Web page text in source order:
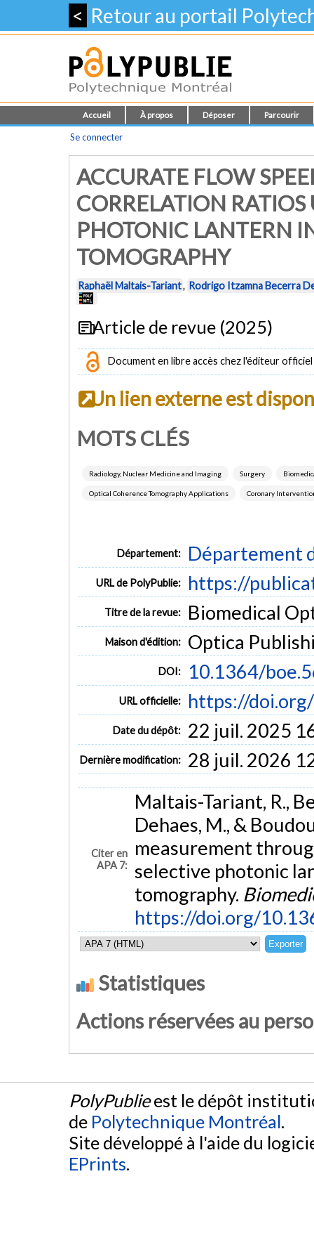
< Retour au portail
Accueil À propos Déposer Parcourir
Se connecter
ACCURATE FLOW
CORRELATION
PHOTONIC LANTERN
TOMOGRAPHY
Raphaël Maltais-Tariant, Rodrigo Itzamna Becerra
Article de revue (2025)
Document en libre accès chez l'éditeur officiel
Un lien externe est
MOTS CLÉS
Radiology, Nuclear Medicine and Imaging Surgery
Optical Coherence Tomography Applications Coronary
Département: Département
URL de PolyPublie: https://
Titre de la revue: Biomedical
Maison d'édition: Optica
DOI: 10.1364/
URL officielle: https://
Date du dépôt: 22 juil. 2025
Dernière modification: 28 juil. 2026
Citer en
APA 7:
Maltais-Tariant, R.,
Dehaes, M., &
measurement
selective photonic
tomography.
https://doi.org/
Statistiques
Actions réservées au
PolyPublieest le dépôt
de Polytechnique Montréal.
Site développé à l'aide du
EPrints.